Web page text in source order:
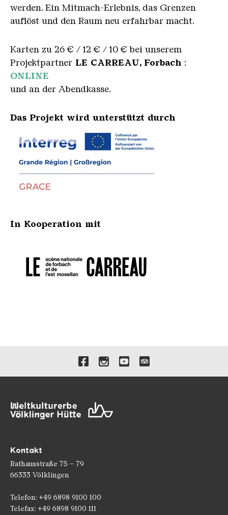
werden. Ein Mitmach-Erlebnis, das Grenzen
auflöst und den Raum neu erfahrbar macht.
Karten zu 26 € / 12 € / 10 € bei unserem
Projektpartner LE CARREAU, Forbach :
ONLINE
und an der Abendkasse.
Das Projekt wird unterstützt durch
In Kooperation mit
Verlinkungen zu unseren
Kontakt
Rathausstraße 75 – 79
66333 Völklingen
Telefon: +49 6898 9100 100
Telefax: +49 6898 9100 111